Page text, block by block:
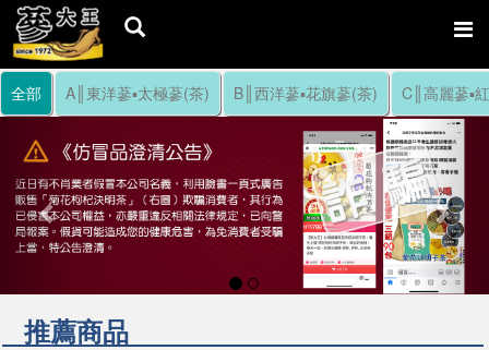
Previous
全部 A║東洋蔘▪太極蔘(茶) B║西洋蔘▪花旗蔘(茶) C║高麗蔘▪
推薦商品